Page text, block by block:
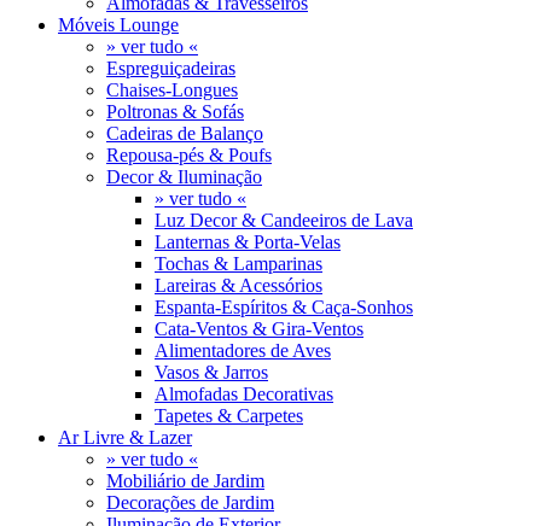
Móveis Lounge
» ver tudo «
Espreguiçadeiras
Chaises-Longues
Poltronas & Sofás
Cadeiras de Balanço
Repousa-pés & Poufs
Decor & Iluminação
» ver tudo «
Luz Decor & Candeeiros de Lava
Lanternas & Porta-Velas
Tochas & Lamparinas
Lareiras & Acessórios
Espanta-Espíritos & Caça-Sonhos
Cata-Ventos & Gira-Ventos
Alimentadores de Aves
Vasos & Jarros
Almofadas Decorativas
Tapetes & Carpetes
Ar Livre & Lazer
» ver tudo «
Mobiliário de Jardim
Decorações de Jardim